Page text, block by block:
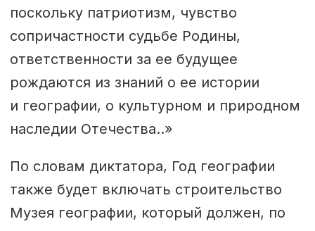
поскольку патриотизм, чувство
сопричастности судьбе Родины,
ответственности за ее будущее
рождаются из знаний о ее истории
и географии, о культурном и природном
наследии Отечества..»
По словам диктатора, Год географии
также будет включать строительство
Музея географии, который должен, по